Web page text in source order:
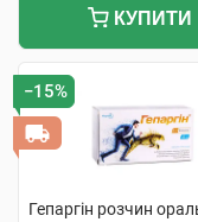
КУПИТИ
−15%
Гепаргін розчин